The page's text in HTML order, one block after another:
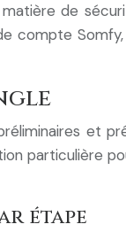
de
compte
et
particulière
étape